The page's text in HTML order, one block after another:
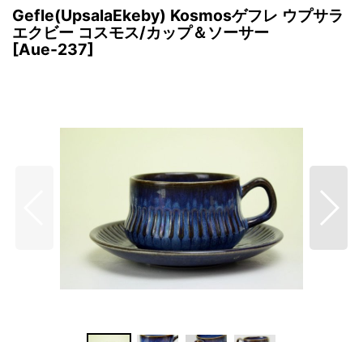
Gefle(UpsalaEkeby) Kosmosゲフレ ウプサラ
エクビー コスモス/カップ＆ソーサー
[Aue-237]